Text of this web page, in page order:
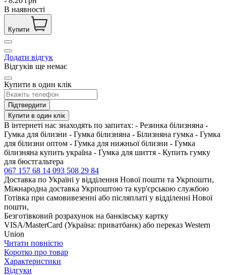
В наявності
Купити
Додати відгук
Відгуків ще немає
Купити в один клік
Підтвердити
Купити в один клік
В інтернеті нас знаходять по запитах: - Резинка білизняна -
Гумка для білизни - Гумка білизняна - Білизняна гумка - Гумка
для білизни оптом - Гумка для нижньої білизни - Гумка
білизняна купить україна - Гумка для шиття - Купить гумку
для бюстгальтера
067 157 68 14 093 508 29 84
Доставка по Україні у відділення Нової пошти та Укрпошти,
Міжнародна доставка Укрпоштою та кур'єрською службою
Готівка при самовивезенні або післяплаті у відділенні Нової
пошти,
Безготівковий розрахунок на банківську картку
VISA/MasterCard (Україна: приватбанк) або переказ Western
Union
Читати повністю
Коротко про товар
Характеристики
Відгуки